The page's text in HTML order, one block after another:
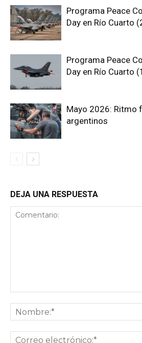
Programa Peace
Day en Río Cuarto
Programa Peace
Day en Río Cuarto
Mayo 2026: Ritmo
argentinos
DEJA UNA RESPUESTA